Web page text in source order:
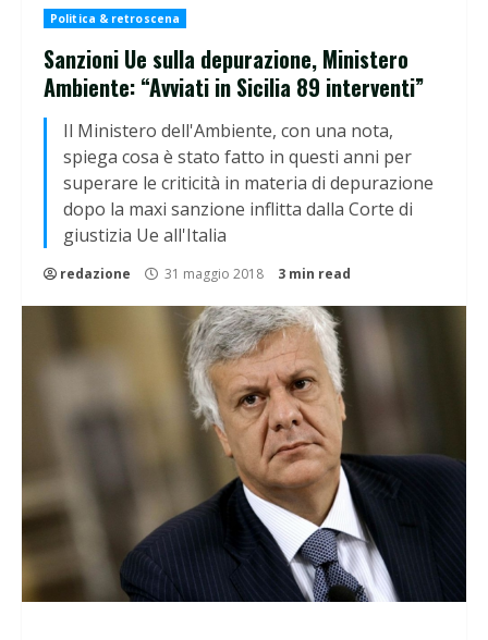
Politica & retroscena
Sanzioni Ue sulla depurazione, Ministero
Ambiente: “Avviati in Sicilia 89 interventi”
Il Ministero dell'Ambiente, con una nota,
spiega cosa è stato fatto in questi anni per
superare le criticità in materia di depurazione
dopo la maxi sanzione inflitta dalla Corte di
giustizia Ue all'Italia
redazione 31 maggio 2018 3 min read